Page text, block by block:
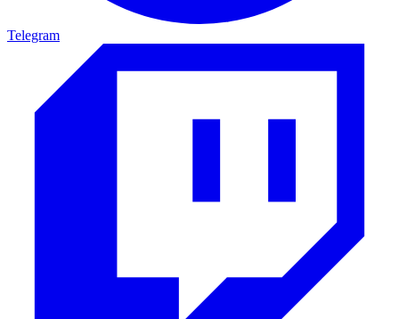
Telegram